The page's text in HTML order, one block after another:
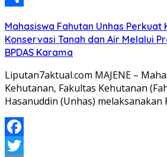
Mahasiswa Fahutan Unhas Perkuat
Konservasi Tanah dan Air Melalui
BPDAS Karama
Liputan7aktual.com MAJENE –
Kehutanan, Fakultas Kehutanan
Hasanuddin (Unhas)
Facebook